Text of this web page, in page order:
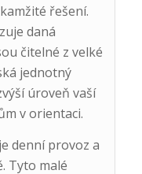
řešení.
daná
čitelné z velké
jednotný
úroveň vaší
v orientaci.
denní provoz a
Tyto malé